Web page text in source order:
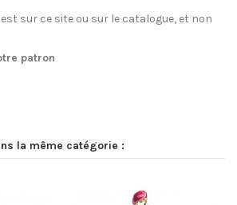
sur ce site ou sur le catalogue, et non
patron
la même catégorie :